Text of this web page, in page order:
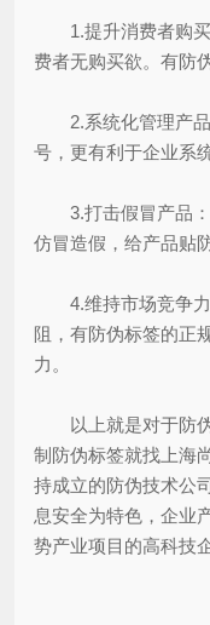
1.提升消费者购买
费者无购买欲。有防
2.系统化管理产品
号，更有利于企业系
3.打击假冒产品：
仿冒造假，给产品贴
4.维持市场竞争力
阻，有防伪标签的正
力。
以上就是对于防伪
制防伪标签就找上海
持成立的防伪技术公
息安全为特色，企业
势产业项目的高科技